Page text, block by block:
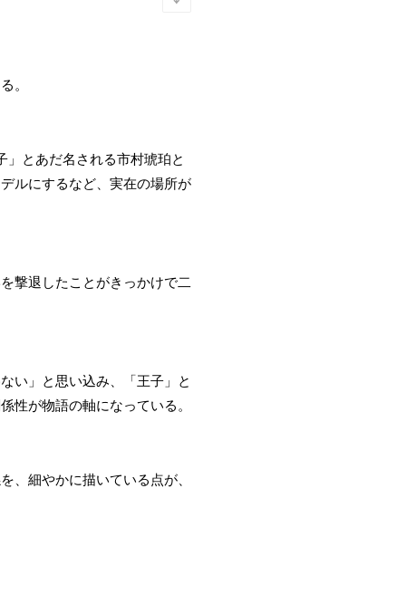
。
とあだ名される市村琥珀と
ルにするなど、実在の場所が
撃退したことがきっかけで二
い」と思い込み、「王子」と
性が物語の軸になっている。
、細やかに描いている点が、